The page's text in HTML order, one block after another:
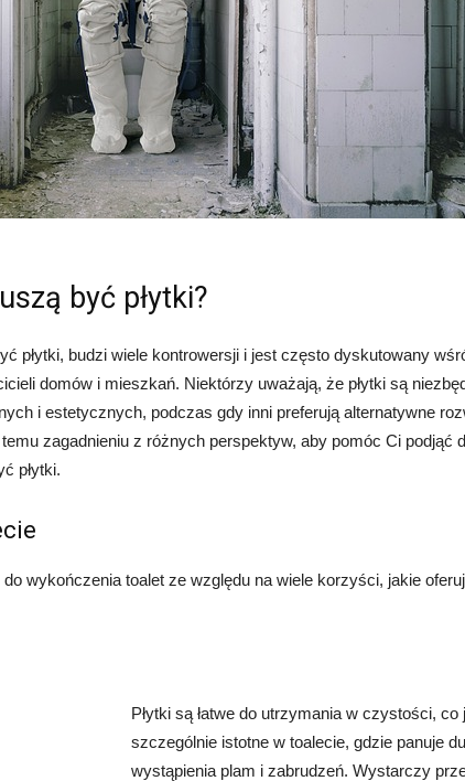
być płytki?
płytki, budzi wiele kontrowersji i jest często dyskutowany
domów i mieszkań. Niektórzy uważają, że płytki są
i estetycznych, podczas gdy inni preferują alternatywne
zagadnieniu z różnych perspektyw, aby pomóc Ci podjąć
płytki.
wykończenia toalet ze względu na wiele korzyści, jakie
Płytki są łatwe do utrzymania w czystości, co
szczególnie istotne w toalecie, gdzie panuje
wystąpienia plam i zabrudzeń. Wystarczy